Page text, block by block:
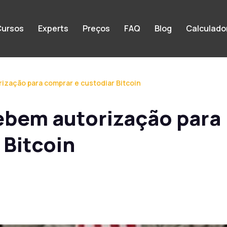
Experts Preços FAQ Blog
para comprar e custodiar Bitcoin
autorização para